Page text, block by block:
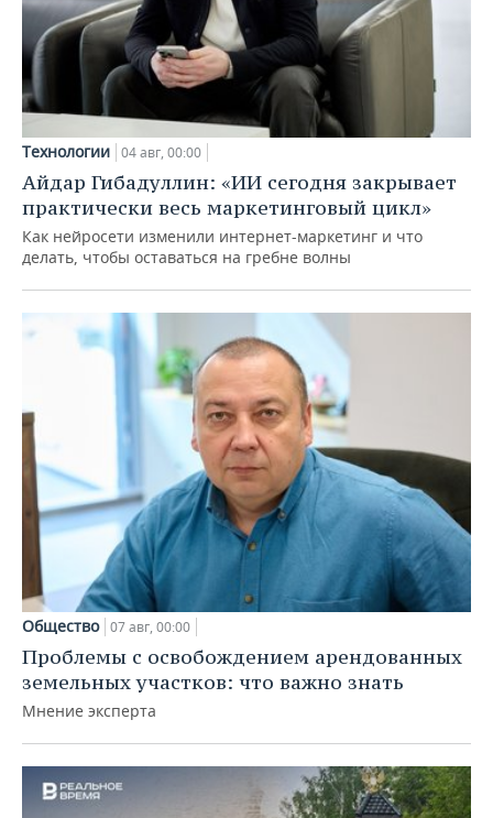
Технологии 04 авг, 00:00
Айдар Гибадуллин: «ИИ сегодня закрывает
практически весь маркетинговый цикл»
Как нейросети изменили интернет-маркетинг и что
делать, чтобы оставаться на гребне волны
Общество 07 авг, 00:00
Проблемы с освобождением арендованных
земельных участков: что важно знать
Мнение эксперта